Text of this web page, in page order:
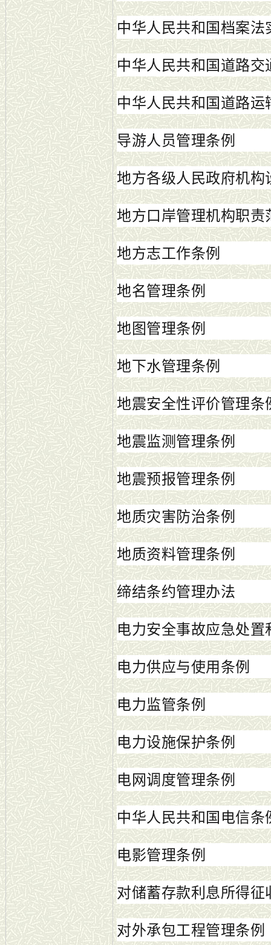
中华人民共和国档案法
中华人民共和国道路
中华人民共和国道路运
导游人员管理条例
地方各级人民政府机
地方口岸管理机构职
地方志工作条例
地名管理条例
地图管理条例
地下水管理条例
地震安全性评价管理条
地震监测管理条例
地震预报管理条例
地质灾害防治条例
地质资料管理条例
缔结条约管理办法
电力安全事故应急处
电力供应与使用条例
电力监管条例
电力设施保护条例
电网调度管理条例
中华人民共和国电信条
电影管理条例
对储蓄存款利息所得
对外承包工程管理条例